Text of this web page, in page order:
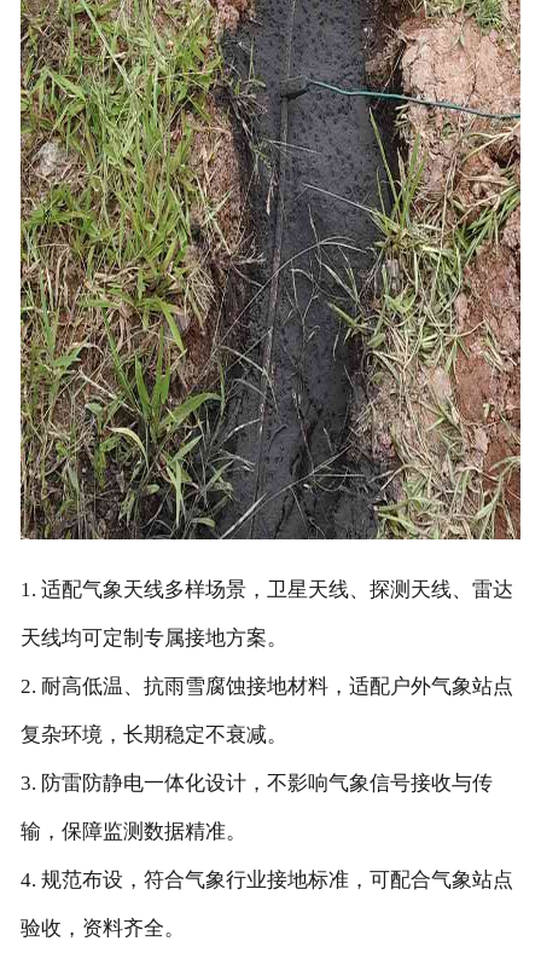
1. 适配气象天线多样场景，卫星天线、探测天线、雷达
天线均可定制专属接地方案。
2. 耐高低温、抗雨雪腐蚀接地材料，适配户外气象站点
复杂环境，长期稳定不衰减。
3. 防雷防静电一体化设计，不影响气象信号接收与传
输，保障监测数据精准。
4. 规范布设，符合气象行业接地标准，可配合气象站点
验收，资料齐全。